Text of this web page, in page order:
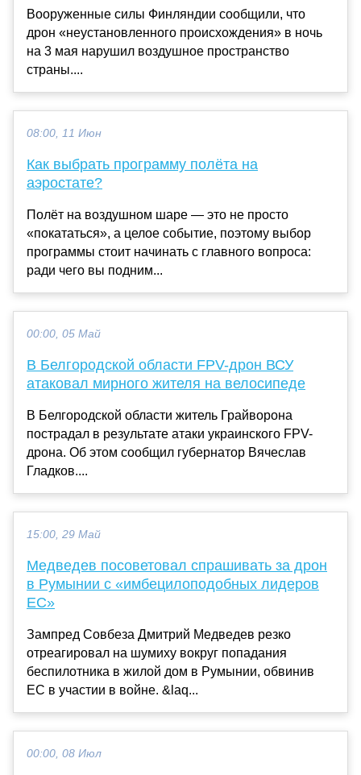
Вооруженные силы Финляндии сообщили, что
дрон «неустановленного происхождения» в ночь
на 3 мая нарушил воздушное пространство
страны....
08:00, 11 Июн
Как выбрать программу полёта на
аэростате?
Полёт на воздушном шаре — это не просто
«покататься», а целое событие, поэтому выбор
программы стоит начинать с главного вопроса:
ради чего вы подним...
00:00, 05 Май
В Белгородской области FPV-дрон ВСУ
атаковал мирного жителя на велосипеде
В Белгородской области житель Грайворона
пострадал в результате атаки украинского FPV-
дрона. Об этом сообщил губернатор Вячеслав
Гладков....
15:00, 29 Май
Медведев посоветовал спрашивать за дрон
в Румынии с «имбецилоподобных лидеров
ЕС»
Зампред Совбеза Дмитрий Медведев резко
отреагировал на шумиху вокруг попадания
беспилотника в жилой дом в Румынии, обвинив
ЕС в участии в войне. &laq...
00:00, 08 Июл